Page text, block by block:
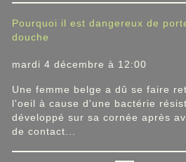
Pourquoi il est dangereux de
douche
mardi 4 décembre à 12:00
Une femme belge a dû se faire
l'oeil à cause d'une bactérie
développé sur sa cornée après
de contact...